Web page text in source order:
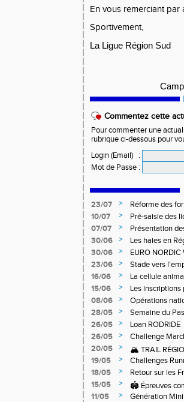
En vous remerciant
Sportivement,
La Ligue Région Sud
Commentez cette
Pour commenter une
rubrique ci-dessous pour
Login (Email)
:
Mot de Passe :
23/07 >
Réforme des
10/07
>
Pré-saisie des
07/07
>
Présentation
30/06
>
Les haies en
30/06
>
EURO
23/06
>
Stade vers
16/06
>
La cellule
Niveau 1 et 3
15/06 >
Les inscriptions
Qualification
08/06 >
Opérations
28/05
>
Semaine du
26/05
>
Loan RODRIDE
26/05
>
Challenge
20/05
>
🏔️ TRAIL
19/05
>
Challenges
18/05
>
Retour sur les
off-road à
15/05 >
🏟️ Épreuves
11/05
>
Génération